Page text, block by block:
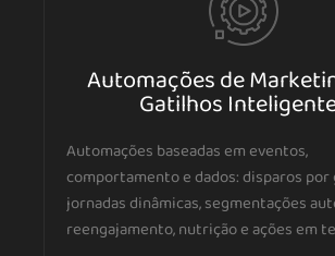
Automações de
Gatilhos
Automações baseadas em eventos,
comportamento e dados: disparos
jornadas dinâmicas, segmentações
reengajamento, nutrição e ações em